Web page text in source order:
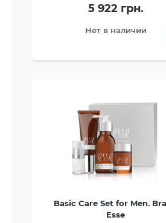
5 922 грн.
Нет в наличии
Basic Care Set for Men.
Esse